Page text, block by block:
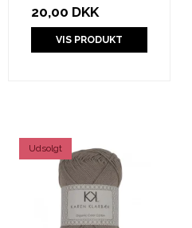
20,00 DKK
VIS PRODUKT
Udsolgt